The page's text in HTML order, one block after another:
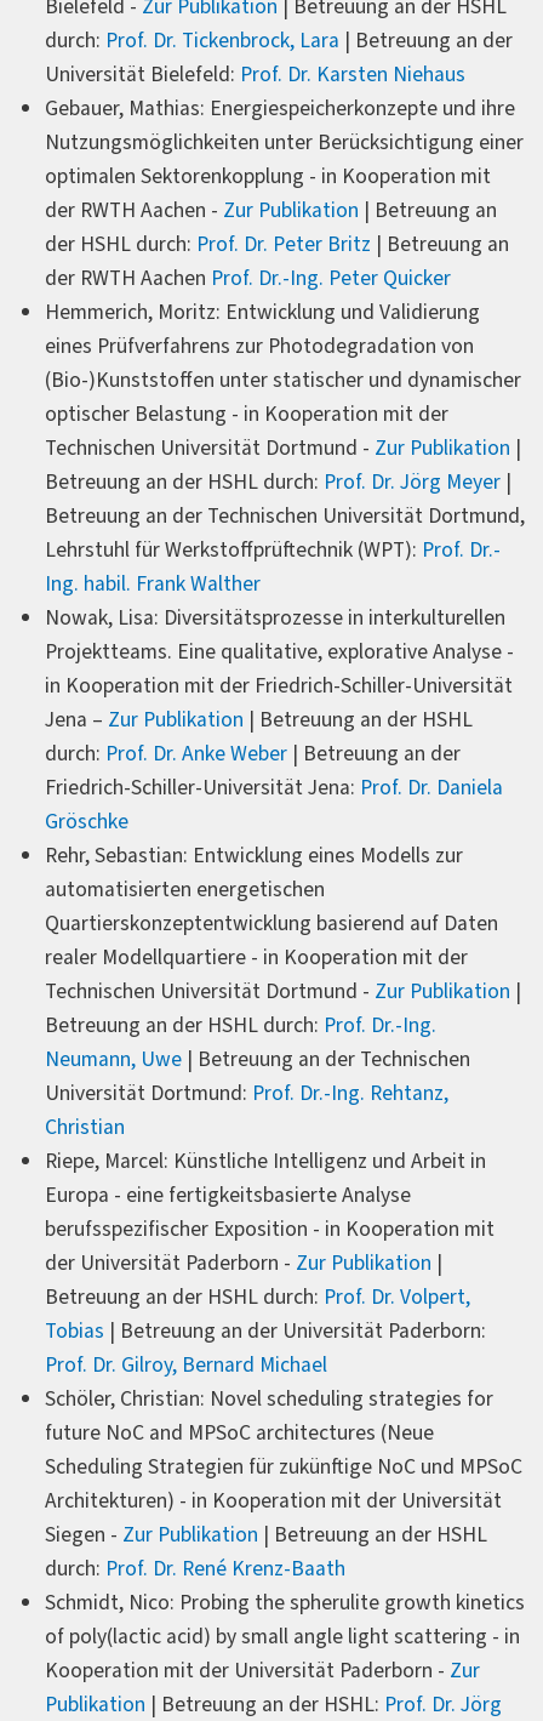
Bielefeld - Zur Publikation | Betreuung an der HSHL
durch: Prof. Dr. Tickenbrock, Lara | Betreuung an der
Universität Bielefeld: Prof. Dr. Karsten Niehaus
Gebauer, Mathias: Energiespeicherkonzepte und ihre
Nutzungsmöglichkeiten unter Berücksichtigung einer
optimalen Sektorenkopplung - in Kooperation mit
der RWTH Aachen - Zur Publikation | Betreuung an
der HSHL durch: Prof. Dr. Peter Britz | Betreuung an
der RWTH Aachen Prof. Dr.-Ing. Peter Quicker
Hemmerich, Moritz: Entwicklung und Validierung
eines Prüfverfahrens zur Photodegradation von
(Bio-)Kunststoffen unter statischer und dynamischer
optischer Belastung - in Kooperation mit der
Technischen Universität Dortmund - Zur Publikation |
Betreuung an der HSHL durch: Prof. Dr. Jörg Meyer |
Betreuung an der Technischen Universität Dortmund,
Lehrstuhl für Werkstoffprüftechnik (WPT): Prof. Dr.-
Ing. habil. Frank Walther
Nowak, Lisa: Diversitätsprozesse in interkulturellen
Projektteams. Eine qualitative, explorative Analyse -
in Kooperation mit der Friedrich-Schiller-Universität
Jena – Zur Publikation | Betreuung an der HSHL
durch: Prof. Dr. Anke Weber | Betreuung an der
Friedrich-Schiller-Universität Jena: Prof. Dr. Daniela
Gröschke
Rehr, Sebastian: Entwicklung eines Modells zur
automatisierten energetischen
Quartierskonzeptentwicklung basierend auf Daten
realer Modellquartiere - in Kooperation mit der
Technischen Universität Dortmund - Zur Publikation |
Betreuung an der HSHL durch: Prof. Dr.-Ing.
Neumann, Uwe | Betreuung an der Technischen
Universität Dortmund: Prof. Dr.-Ing. Rehtanz,
Christian
Riepe, Marcel: Künstliche Intelligenz und Arbeit in
Europa - eine fertigkeitsbasierte Analyse
berufsspezifischer Exposition - in Kooperation mit
der Universität Paderborn - Zur Publikation |
Betreuung an der HSHL durch: Prof. Dr. Volpert,
Tobias | Betreuung an der Universität Paderborn:
Prof. Dr. Gilroy, Bernard Michael
Schöler, Christian: Novel scheduling strategies for
future NoC and MPSoC architectures (Neue
Scheduling Strategien für zukünftige NoC und MPSoC
Architekturen) - in Kooperation mit der Universität
Siegen - Zur Publikation | Betreuung an der HSHL
durch: Prof. Dr. René Krenz-Baath
Schmidt, Nico: Probing the spherulite growth kinetics
of poly(lactic acid) by small angle light scattering - in
Kooperation mit der Universität Paderborn - Zur
Publikation | Betreuung an der HSHL: Prof. Dr. Jörg